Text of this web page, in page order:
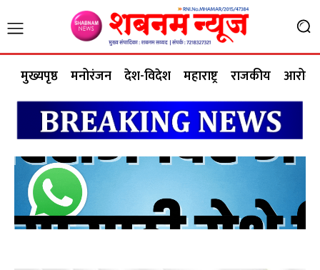
मुख्यपृष्ठ मनोरंजन देश-विदेश महाराष्ट्र राजकीय आरोग्य